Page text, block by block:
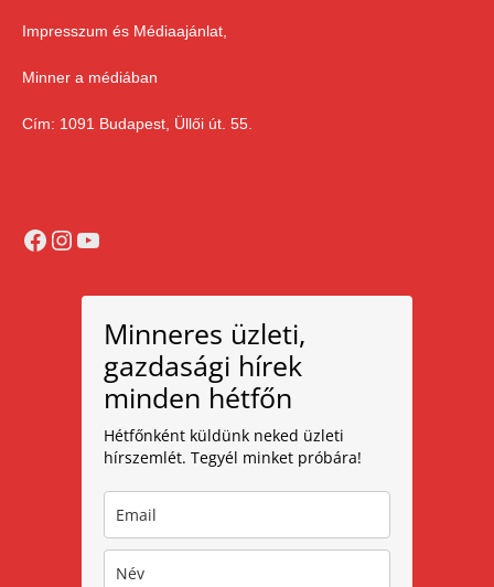
Impresszum és Médiaajánlat,
Minner a médiában
Cím: 1091 Budapest, Üllői út. 55.
Facebook
Instagram
YouTube
Minneres üzleti,
gazdasági hírek
minden hétfőn
Hétfőnként küldünk neked üzleti
hírszemlét. Tegyél minket próbára!